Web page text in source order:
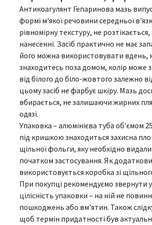
Антикоагулянт Гепаринова мазь
формі м'якої речовини середньої
рівномірну текстуру, не
нанесенні. Засіб практично не має
його можна використовувати вдень,
знаходитесь поза домом, колір може
від білого до біло-жовтого залежно
цьому засіб не фарбує шкіру. Мазь
вбирається, не залишаючи жирних
одязі.
Упаковка – алюмінієва туба об'ємом
під кришкою знаходиться захисна
щільної фольги, яку необхідно
початком застосування. Як
використовується коробка зі
При покупці рекомендуємо звернути
цілісність упаковки – на ній не
пошкоджень або вм'ятин. Також
щоб термін придатності був